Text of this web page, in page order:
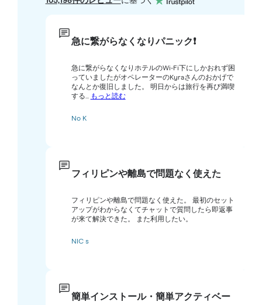
急に繋がらなくなりパニック❗️
急に繋がらなくなりホテルのWi-Fi下にしかおれず困
っていましたがオペレーターのKyraさんのおかげで
なんとか復旧しました。 明日からは旅行を再び満喫
する... もっと読む
No K
フィリピンや離島で問題なく使えた
フィリピンや離島で問題なく使えた。 最初のセット
アップがわからなくてチャットで質問したら即返事
が来て解決できた。 また利用したい。
NIC s
簡単インストール・簡単アクティベー